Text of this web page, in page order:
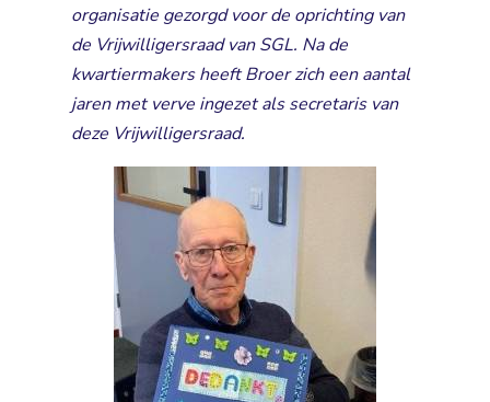
organisatie gezorgd voor de oprichting van
de Vrijwilligersraad van SGL. Na de
kwartiermakers heeft Broer zich een aantal
jaren met verve ingezet als secretaris van
deze Vrijwilligersraad.